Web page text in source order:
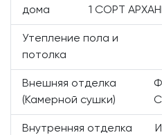
дома
1 СОРТ
Утепление пола и
потолка
Внешняя отделка
(Камерной сушки)
Внутренняя отделка